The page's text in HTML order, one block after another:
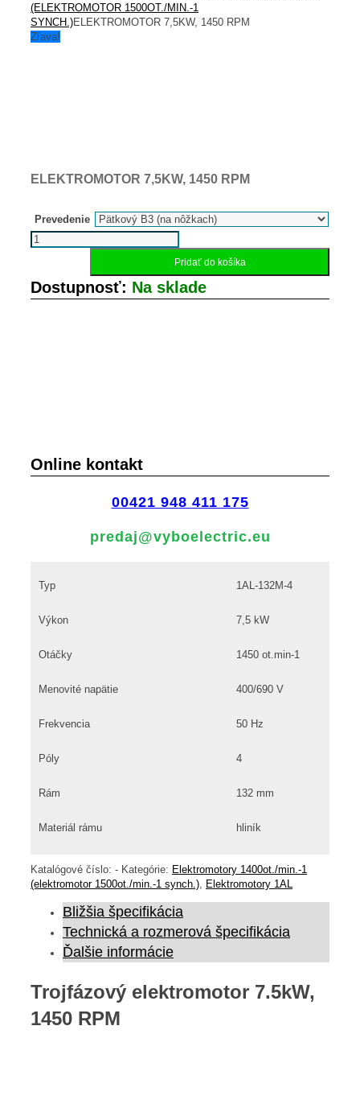
(ELEKTROMOTOR 1500OT./MIN.-1
SYNCH.)ELEKTROMOTOR 7,5KW, 1450 RPM
Zľava!
ELEKTROMOTOR 7,5KW, 1450 RPM
Prevedenie
množstvo
Elektromotor
1450
RPM
Pridať do košíka
Dostupnosť: Na sklade
Online kontakt
00421 948 411 175
predaj@vyboelectric.eu
Typ 1AL-132M-4
Výkon 7,5 kW
Otáčky 1450 ot.min-1
Menovité napätie 400/690 V
Frekvencia 50 Hz
Póly 4
Rám 132 mm
Materiál rámu hliník
Katalógové číslo: - Kategórie: Elektromotory 1400ot./min.-1
(elektromotor 1500ot./min.-1 synch.), Elektromotory 1AL
Bližšia špecifikácia
Technická a rozmerová špecifikácia
Ďalšie informácie
Trojfázový elektromotor 7.5kW,
1450 RPM